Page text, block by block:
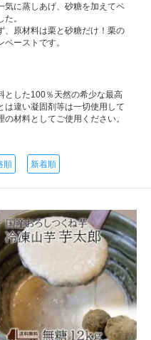
気に蒸しあげ、砂糖を加えてペ
。
、原材料は栗と砂糖だけ！栗の
ーストです。
とした100％天然の希少な最高
は違い凝固剤等は一切使用して
材料としてご使用ください。
順 新着順